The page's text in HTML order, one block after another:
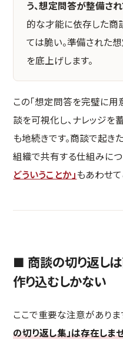
う、想定問答が整備さ
的な才能に依存した商
ては脆い。準備された
を底上げします。
この「想定問答を完璧に用
談を可視化し、ナレッジを
も地続きです。商談で起き
組織で共有する仕組みにつ
どういうことか」 もあわせて
■ 商談の切り返しは
作り込むしかない
ここで重要な注意がありま
の切り返し集」は存在しま